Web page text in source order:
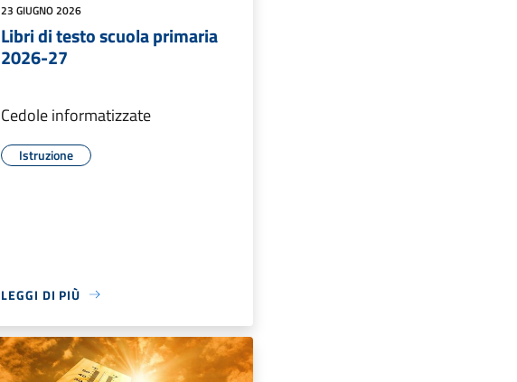
23 GIUGNO 2026
Libri di testo scuola primaria
2026-27
Cedole informatizzate
Istruzione
LEGGI DI PIÙ